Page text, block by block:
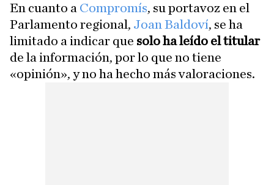
En cuanto a Compromís, su portavoz en el
Parlamento regional, Joan Baldoví, se ha
limitado a indicar que solo ha leído el titular
de la información, por lo que no tiene
«opinión», y no ha hecho más valoraciones.